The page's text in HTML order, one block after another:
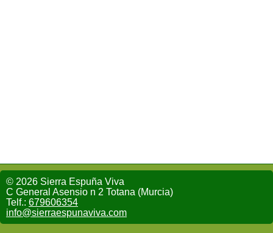
© 2026 Sierra Espuña Viva
C General Asensio n 2 Totana (Murcia)
Telf.: 679606354
info@sierraespunaviva.com